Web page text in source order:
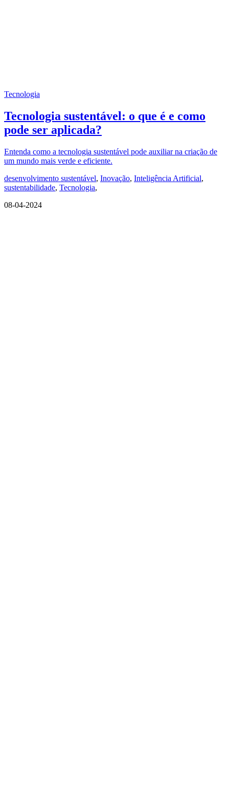
Tecnologia
Tecnologia sustentável: o que é e como
pode ser aplicada?
Entenda como a tecnologia sustentável pode auxiliar na criação de
um mundo mais verde e eficiente.
desenvolvimento sustentável, Inovação, Inteligência Artificial,
sustentabilidade, Tecnologia,
08-04-2024